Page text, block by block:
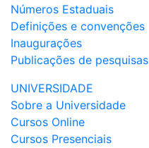
Números Estaduais
Definições e convenções
Inaugurações
Publicações de pesquisas
UNIVERSIDADE
Sobre a Universidade
Cursos Online
Cursos Presenciais